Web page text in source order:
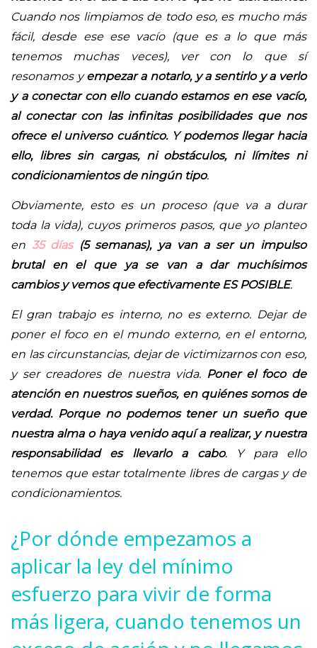
Cuando nos limpiamos de todo eso, es mucho más
fácil, desde ese ese vacío (que es a lo que más
tenemos muchas veces), ver con lo que sí
resonamos yempezar a notarlo, y a sentirlo y a verlo
y a conectar con ello cuando estamos en ese vacío,
al conectar con las infinitas posibilidades que nos
ofrece el universo cuántico. Y podemos llegar hacia
ello, libres sin cargas, ni obstáculos, ni límites ni
condicionamientos de ningún tipo.
Obviamente, esto es un proceso (que va a durar
toda la vida), cuyos primeros pasos, que yo planteo
en 35 días (5 semanas), ya van a ser un impulso
brutal en el que ya se van a dar muchísimos
cambios y vemos que efectivamente ES POSIBLE.
El gran trabajo es interno, no es externo. Dejar de
poner el foco en el mundo externo, en el entorno,
en las circunstancias, dejar de victimizarnos con eso,
y ser creadores de nuestra vida. Poner el foco de
atención en nuestros sueños, en quiénes somos de
verdad. Porque no podemos tener un sueño que
nuestra alma o haya venido aquí a realizar, y nuestra
responsabilidad es llevarlo a cabo. Y para ello
tenemos que estar totalmente libres de cargas y de
condicionamientos.
¿Por dónde empezamos a
aplicar la ley del mínimo
esfuerzo para vivir de forma
más ligera, cuando tenemos un